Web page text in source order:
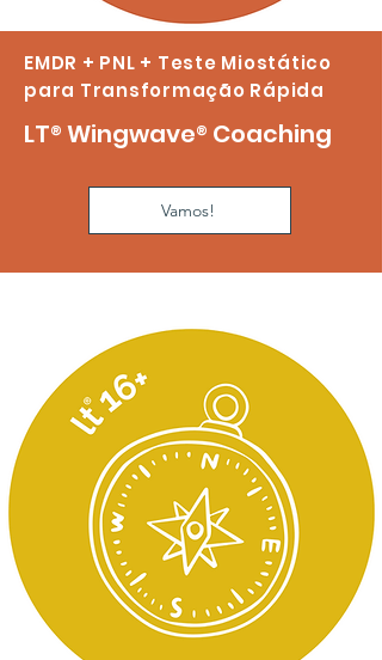
EMDR + PNL + Teste Miostático
para Transformação Rápida
LT®Wingwave® Coaching
Vamos!